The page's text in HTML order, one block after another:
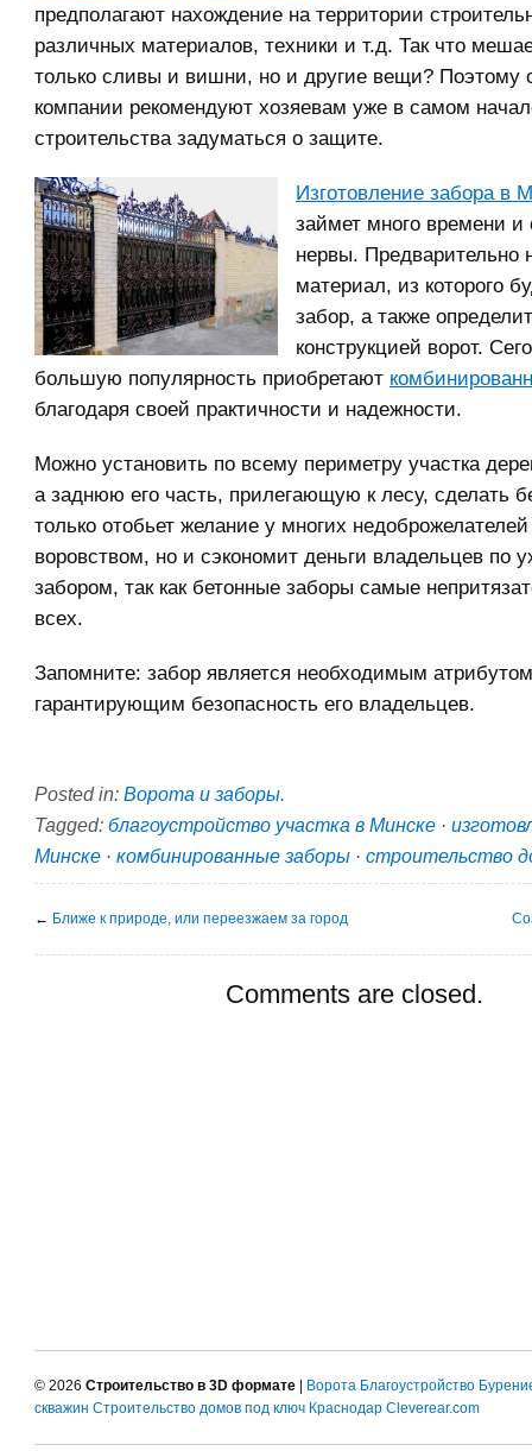
предполагают нахождение на территории
различных материалов, техники и т.д. Так что
только сливы и вишни, но и другие вещи? Поэтому
компании рекомендуют хозяевам уже в самом
строительства задуматься о защите.
Изготовление забора в
займет много времени и
нервы. Предварительно
материал, из которого
забор, а также
конструкцией ворот.
большую популярность приобретают
благодаря своей практичности и надежности.
Можно установить по всему периметру участка
а заднюю его часть, прилегающую к лесу, сделать
только отобьет желание у многих
воровством, но и сэкономит деньги владельцев по
забором, так как бетонные заборы самые
всех.
Запомните: забор является необходимым
гарантирующим безопасность его владельцев.
Posted in: Ворота и заборы.
Tagged: благоустройство участка в Минске ·
Минске · комбинированные заборы · строительство
← Ближе к природе, или переезжаем за город
Comments are closed.
© 2026 Строительство в 3D формате | Ворота Благоустройство
скважин Строительство домов под ключ Краснодар Cleverear.com